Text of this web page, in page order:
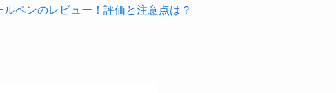
ペンのレビュー！評価と注意点は？